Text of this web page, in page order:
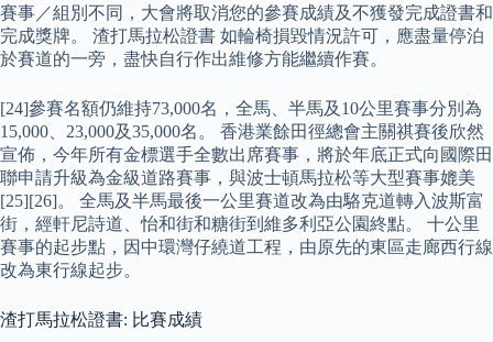
賽事／組別不同，大會將取消您的參賽成績及不獲發完成證書和
完成獎牌。 渣打馬拉松證書 如輪椅損毀情況許可，應盡量停泊
於賽道的一旁，盡快自行作出維修方能繼續作賽。
[24]參賽名額仍維持73,000名，全馬、半馬及10公里賽事分別為
15,000、23,000及35,000名。 香港業餘田徑總會主關祺賽後欣然
宣佈，今年所有金標選手全數出席賽事，將於年底正式向國際田
聯申請升級為金級道路賽事，與波士頓馬拉松等大型賽事媲美
[25][26]。 全馬及半馬最後一公里賽道改為由駱克道轉入波斯富
街，經軒尼詩道、怡和街和糖街到維多利亞公園終點。 十公里
賽事的起步點，因中環灣仔繞道工程，由原先的東區走廊西行線
改為東行線起步。
渣打馬拉松證書: 比賽成績